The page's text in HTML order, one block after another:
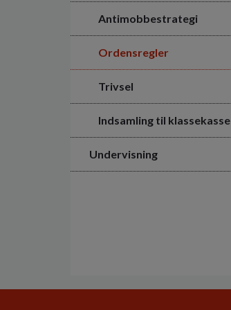
Antimobbestrategi
Ordensregler
Trivsel
Indsamling til klassekasse
Undervisning